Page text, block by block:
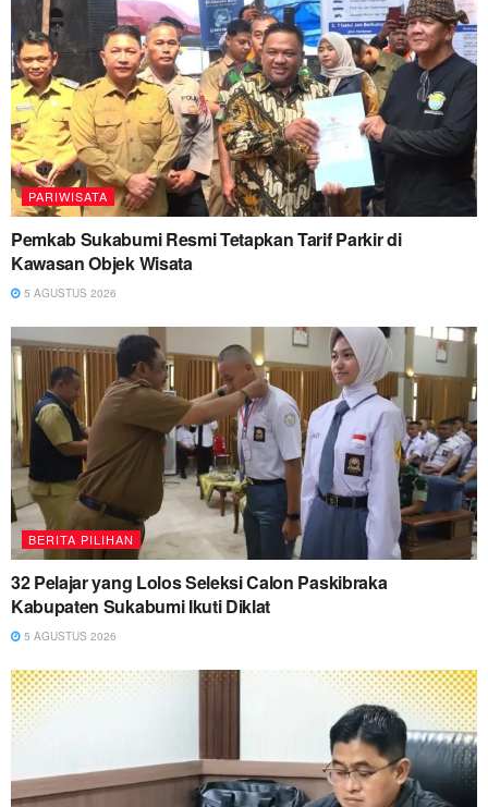
PARIWISATA
Pemkab Sukabumi Resmi Tetapkan Tarif Parkir di
Kawasan Objek Wisata
5 AGUSTUS 2026
BERITA PILIHAN
32 Pelajar yang Lolos Seleksi Calon Paskibraka
Kabupaten Sukabumi Ikuti Diklat
5 AGUSTUS 2026